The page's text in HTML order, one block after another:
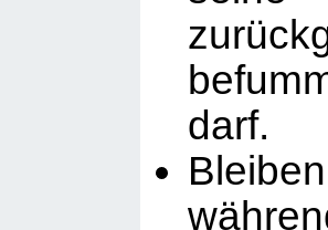
darf.